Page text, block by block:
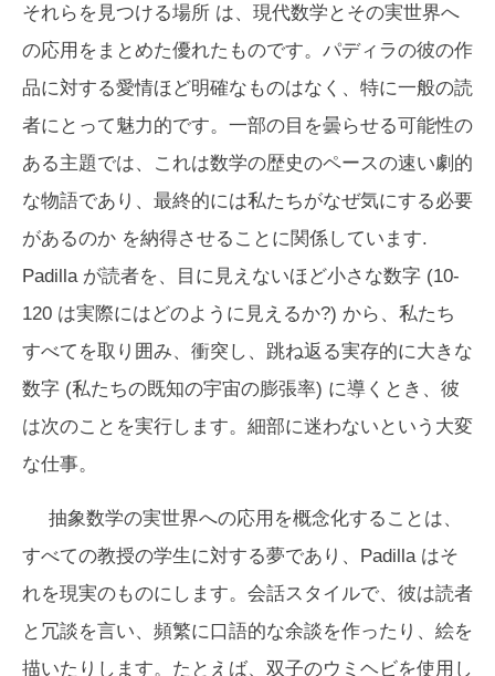
それらを見つける場所 は、現代数学とその実世界へ
の応用をまとめた優れたものです。パディラの彼の作
品に対する愛情ほど明確なものはなく、特に一般の読
者にとって魅力的です。一部の目を曇らせる可能性の
ある主題では、これは数学の歴史のペースの速い劇的
な物語であり、最終的には私たちがなぜ気にする必要
があるのか​​ を納得させることに関係しています.
Padilla が読者を、目に見えないほど小さな数字 (10-
120 は実際にはどのように見えるか?) から、私たち
すべてを取り囲み、衝突し、跳ね返る実存的に大きな
数字 (私たちの既知の宇宙の膨張率) に導くとき、彼
は次のことを実行します。細部に迷わないという大変
な仕事。
抽象数学の実世界への応用を概念化することは、
すべての教授の学生に対する夢であり、Padilla はそ
れを現実のものにします。会話スタイルで、彼は読者
と冗談を言い、頻繁に口語的な余談を作ったり、絵を
描いたりします。たとえば、双子のウミヘビを使用し